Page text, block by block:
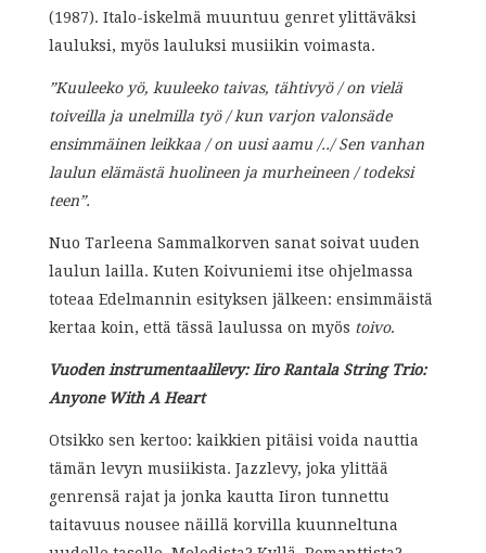
(1987). Italo-iskelmä muuntuu genret ylittäväksi
lauluksi, myös lauluksi musiikin voimasta.
”Kuuleeko yö, kuuleeko taivas, tähtivyö / on vielä
toiveilla ja unelmilla työ / kun varjon valonsäde
ensimmäinen leikkaa / on uusi aamu /../ Sen vanhan
laulun elämästä huolineen ja murheineen / todeksi
teen”.
Nuo Tarleena Sammalkorven sanat soivat uuden
laulun lailla. Kuten Koivuniemi itse ohjelmassa
toteaa Edelmannin esityksen jälkeen: ensimmäistä
kertaa koin, että tässä laulussa on myös toivo.
Vuoden instrumentaalilevy: Iiro Rantala String Trio:
Anyone With A Heart
Otsikko sen kertoo: kaikkien pitäisi voida nauttia
tämän levyn musiikista. Jazzlevy, joka ylittää
genrensä rajat ja jonka kautta Iiron tunnettu
taitavuus nousee näillä korvilla kuunneltuna